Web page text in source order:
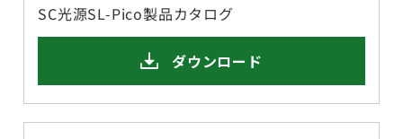
SC光源SL-Pico製品カタログ
ダウンロード